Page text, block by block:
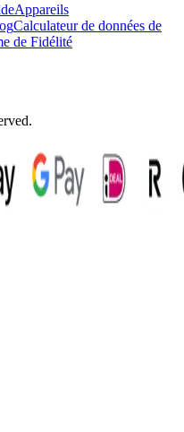
Appareils
Calculateur de données de
de Fidélité